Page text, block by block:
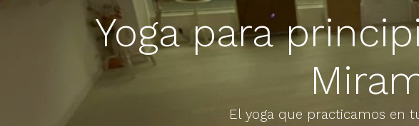
Yoga para
El yoga que practicamos en